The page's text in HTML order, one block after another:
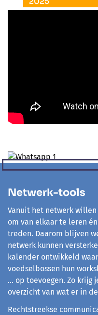
Netwerk-tools
Vanuit het netwerk
om van elkaar te leren
treden. Daarom blijven
netwerk kunnen
kalender ontwikkeld
voedselbossen hun
... op toevoegen. Zo krijg
overzicht van wat er in
Rechtstreekse